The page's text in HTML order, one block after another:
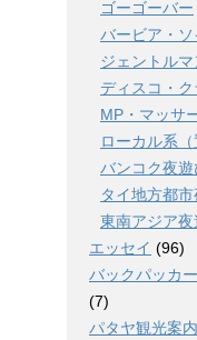
ゴーゴーバー
バービア・ソ
ジェントル
ディスコ・ク
MP・マッサ
ローカル系（
バンコク夜遊
タイ地方都
東南アジア夜
エッセイ (96)
バックパッカ
(7)
パタヤ観光案内